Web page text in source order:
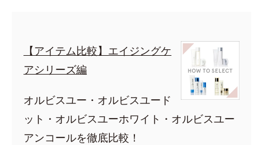
【アイテム比較】エイジングケ
アシリーズ編
オルビスユー・オルビスユード
ット・オルビスユーホワイト・オルビスユー
アンコールを徹底比較！